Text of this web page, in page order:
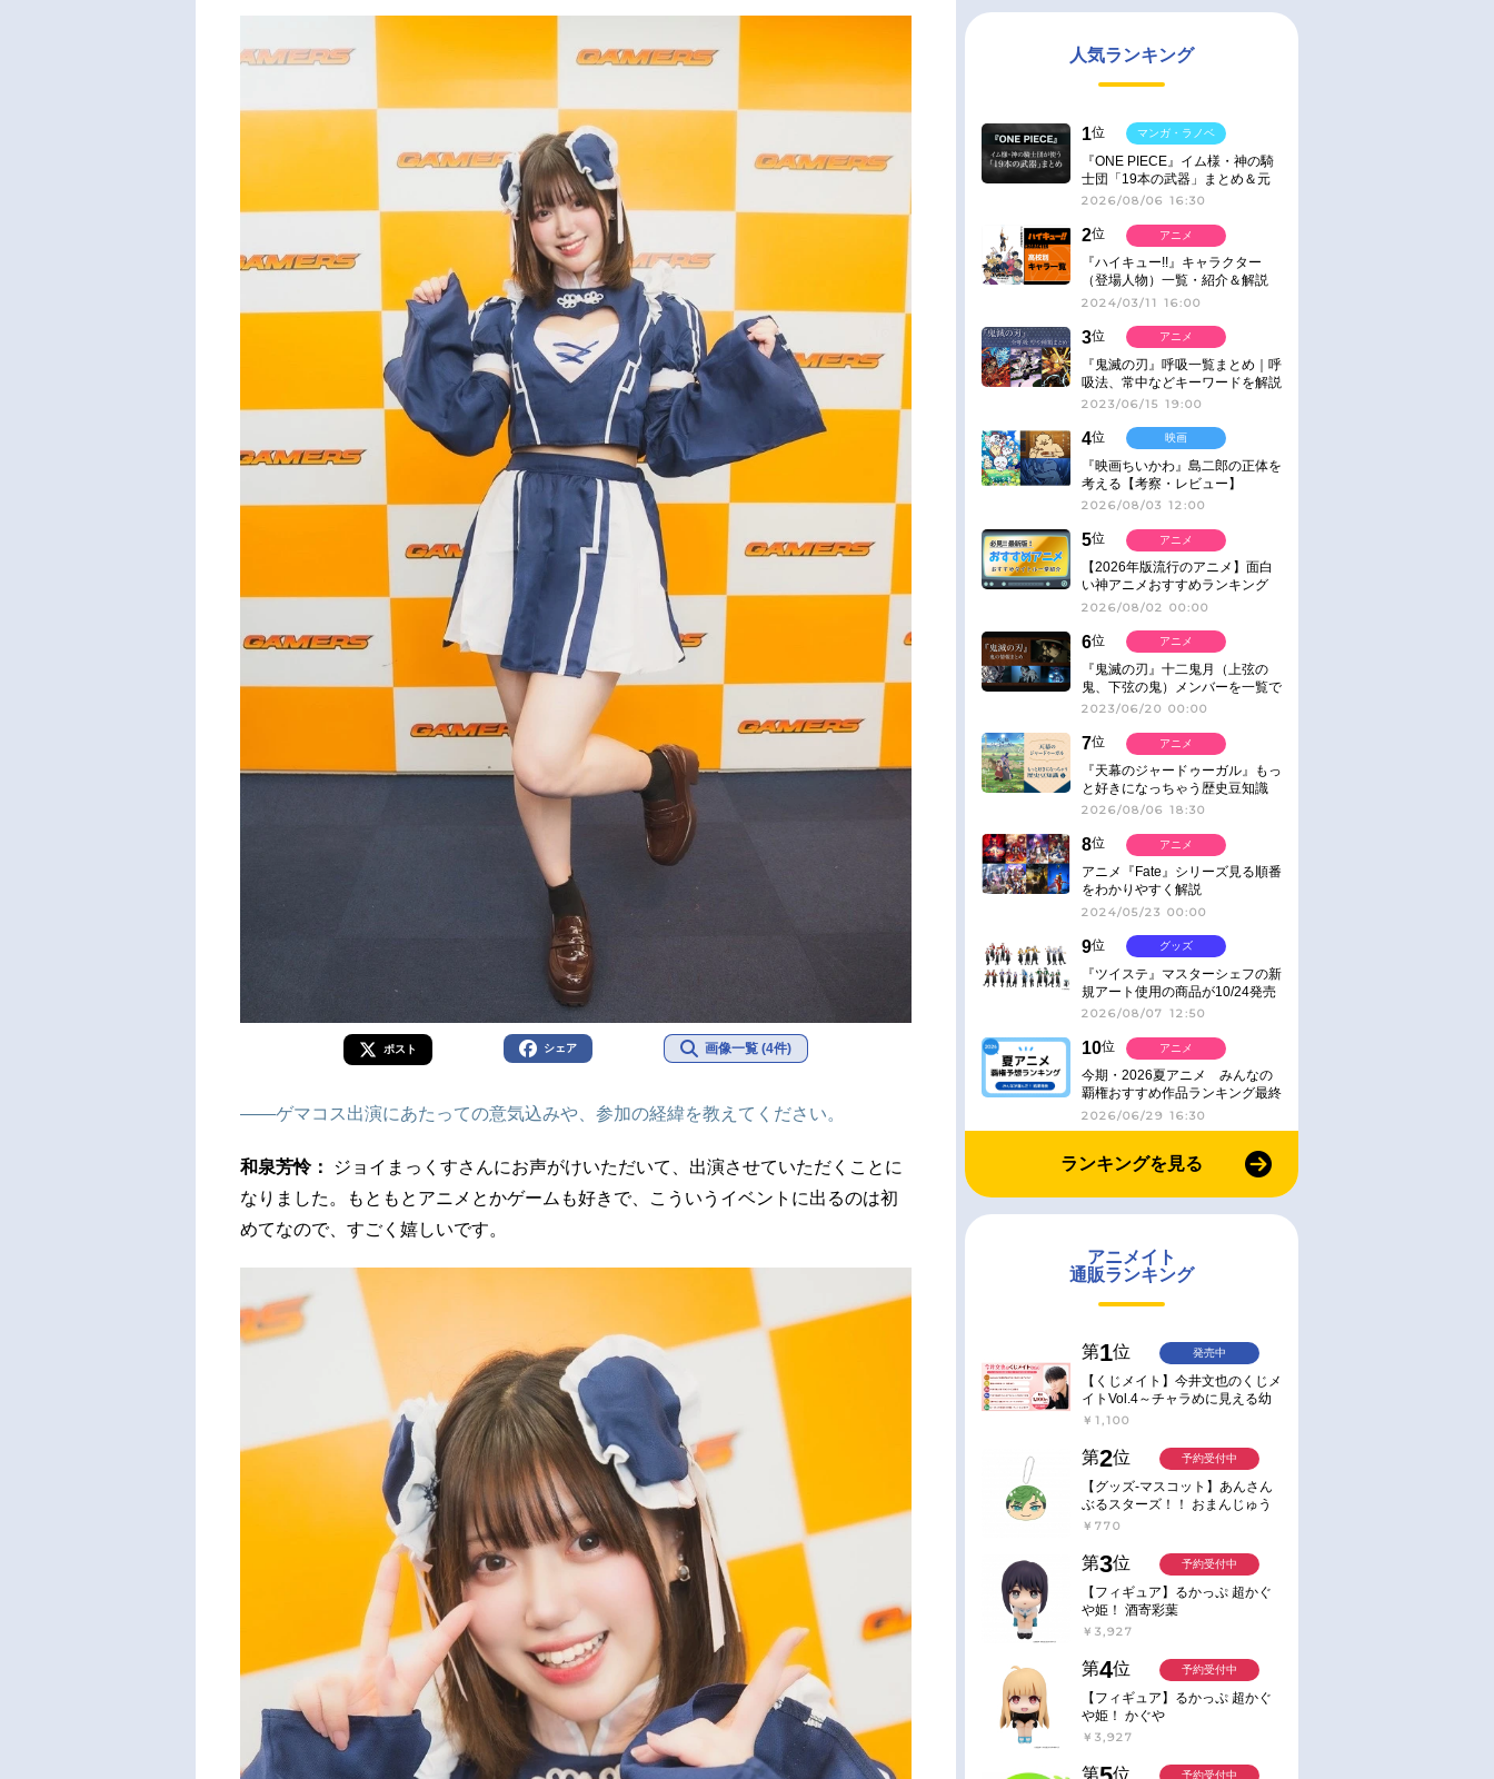
ポスト シェア 画像一覧 (4件)
――ゲマコス出演にあたっての意気込みや、参加の経緯を教えてください。
和泉芳怜：
ジョイまっくすさんにお声がけいただいて、出演させていただくことに
なりました。もともとアニメとかゲームも好きで、こういうイベントに出るのは初
めてなので、すごく嬉しいです。
人気ランキング
1位
『ONE PIECE』イム様・神の騎
士団「19本の武器」まとめ＆元
ネタ
2026/08/06 16:30
マンガ・ラノベ
2位
『ハイキュー!!』キャラクター
（登場人物）一覧・紹介＆解説
2024/03/11 16:00
アニメ
3位
『鬼滅の刃』呼吸一覧まとめ｜呼
吸法、常中などキーワードを解説
2023/06/15 19:00
アニメ
4位
『映画ちいかわ』島二郎の正体を
考える【考察・レビュー】
2026/08/03 12:00
映画
5位
【2026年版流行のアニメ】面白
い神アニメおすすめランキング
【名作・話題作】｜ジャンル別人
2026/08/02 00:00
アニメ
6位
『鬼滅の刃』十二鬼月（上弦の
鬼、下弦の鬼）メンバーを一覧で
紹介＆解説（登場鬼の情報まと
2023/06/20 00:00
アニメ
7位
『天幕のジャードゥーガル』もっ
と好きになっちゃう歴史豆知識
2026/08/06 18:30
アニメ
8位
アニメ『Fate』シリーズ見る順番
をわかりやすく解説
2024/05/23 00:00
アニメ
9位
『ツイステ』マスターシェフの新
規アート使用の商品が10/24発売
2026/08/07 12:50
グッズ
10位
今期・2026夏アニメ みんなの
覇権おすすめ作品ランキング最終
結果発表！
2026/06/29 16:30
アニメ
ランキングを見る
アニメイト
通販ランキング
第1位
【くじメイト】今井文也のくじメ
イトVol.4～チャラめに見える幼
馴染、実は一途で独占欲が強いん
￥1,100
発売中
第2位
【グッズ-マスコット】あんさん
ぶるスターズ！！ おまんじゅう
にぎにぎマスコット ねくすと2
￥770
予約受付中
第3位
【フィギュア】るかっぷ 超かぐ
や姫！ 酒寄彩葉
￥3,927
予約受付中
第4位
【フィギュア】るかっぷ 超かぐ
や姫！ かぐや
￥3,927
予約受付中
第 位 予約受付中